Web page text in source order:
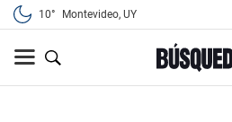
10° Montevideo, UY